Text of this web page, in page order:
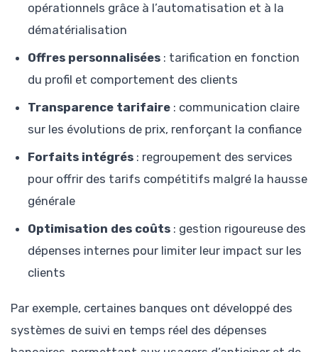
opérationnels grâce à l’automatisation et à la
dématérialisation
Offres personnalisées : tarification en fonction
du profil et comportement des clients
Transparence tarifaire : communication claire
sur les évolutions de prix, renforçant la confiance
Forfaits intégrés : regroupement des services
pour offrir des tarifs compétitifs malgré la hausse
générale
Optimisation des coûts : gestion rigoureuse des
dépenses internes pour limiter leur impact sur les
clients
Par exemple, certaines banques ont développé des
systèmes de suivi en temps réel des dépenses